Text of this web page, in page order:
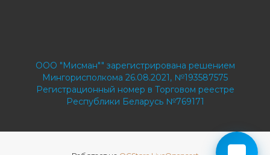
ООО "Мисман"" зарегистрирована решением
Мингорисполкома 26.08.2021, №193587575
Регистрационный номер в Торговом реестре
Республики Беларусь №769171